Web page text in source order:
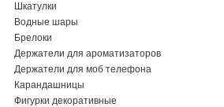
Шкатулки
Водные шары
Брелоки
Держатели для ароматизаторов
Держатели для моб телефона
Карандашницы
Фигурки декоративные